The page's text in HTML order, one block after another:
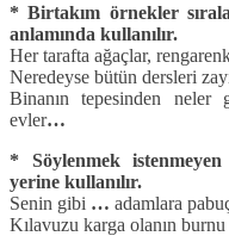
* Birtakım örnekler
anlamında kullanılır.
Her tarafta ağaçlar,
Neredeyse bütün dersleri
Binanın tepesinden neler
evler…
* Söylenmek
yerine kullanılır.
Senin gibi … adamlara
Kılavuzu karga olanın burnu